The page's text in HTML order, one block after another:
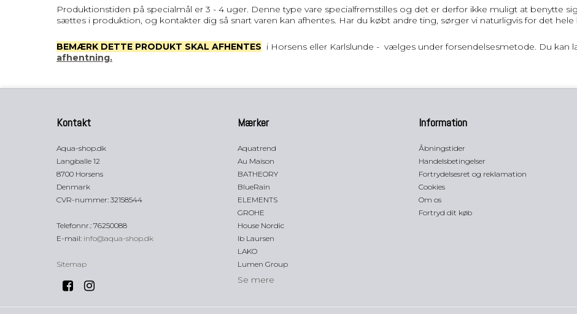
Produktionstiden på specialmål er 3 - 4 uger. Denne type vare specialfremstilles og det er derfor ikke muligt at benytte
sættes i produktion, og kontakter dig så snart varen kan afhentes. Har du købt andre ting, sørger vi naturligvis for det hele
BEMÆRK DETTE PRODUKT SKAL AFHENTES i Horsens eller Karlslunde - vælges under forsendelsesmetode. Du kan
afhentning.
Kontakt
Aqua-shop.dk
Langballe 12
8700 Horsens
Denmark
CVR-nummer: 32158544
Telefonnr. : 76250088
E-mail: info@aqua-shop.dk
Sitemap
Mærker
Aquatrend
Au Maison
BATHEORY
BlueRain
ELEMENTS
GROHE
House Nordic
Ib Laursen
LAKO
Lumen Group
Se mere
Information
Åbningstider
Handelsbetingelser
Fortrydelsesret og reklamation
Cookies
Om os
Fortryd dit køb